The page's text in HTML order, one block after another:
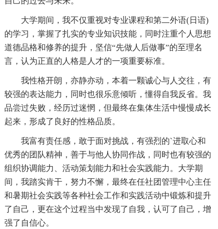
大学期间，我不仅重视对专业课程和第二外语(日语)
的学习，掌握了扎实的专业知识技能，同时注重个人思想
道德品格和修养的提升，坚信“先做人后做事”的至理名
言，认为正直的人格是人才的一项重要标准。
我性格开朗，亦静亦动，本着一颗诚心与人交往，有
较强的表达能力，同时也很乐意倾听，懂得自我反省。我
品尝过失败，经历过迷惘，但最终在集体生活中慢慢成长
起来，形成了良好的性格品质。
我富有责任感，敢于面对挑战，有强烈的`进取心和
优秀的团队精神，善于与他人协同作战，同时也有较强的
组织协调能力、活动策划能力和社会实践能力。大学期
间，我踏实肯干，努力不懈，最终在任社团管理中心主任
和暑期社会实践等各种社会工作和实践活动中锻炼和提升
了自己，更在这个过程当中发现了自我，认可了自己，增
强了自信心。